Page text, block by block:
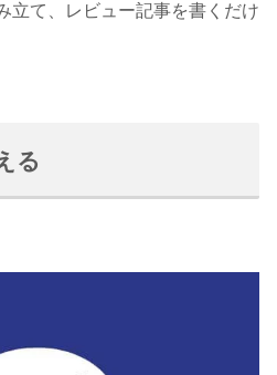
立て、レビュー記事を書くだけ
る